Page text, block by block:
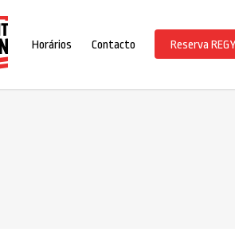
Horários Contacto Reserva